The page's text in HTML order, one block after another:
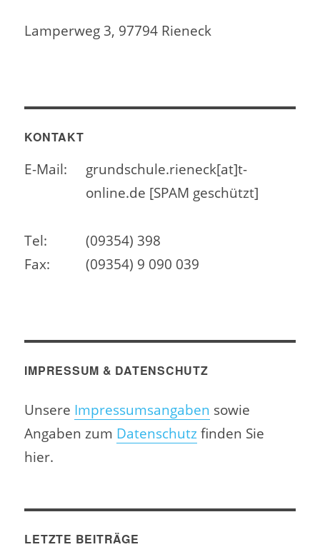
Lamperweg 3, 97794 Rieneck
KONTAKT
E-Mail:
grundschule.rieneck[at]t-
online.de [SPAM geschützt]
Tel:
(09354) 398
Fax:
(09354) 9 090 039
IMPRESSUM & DATENSCHUTZ
Unsere Impressumsangaben sowie
Angaben zum Datenschutzfinden Sie
hier.
LETZTE BEITRÄGE